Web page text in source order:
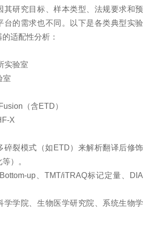
其研究目标、样本类型、法规要求和预
台的需求也不同。以下是各类典型实验
适配性分析：
实验室
室
（含ETD）
X
碎裂模式（如ETD）来解析翻译后修饰
）。
up、TMT/iTRAQ标记定量、DIA
学学院、生物医学研究院、系统生物学